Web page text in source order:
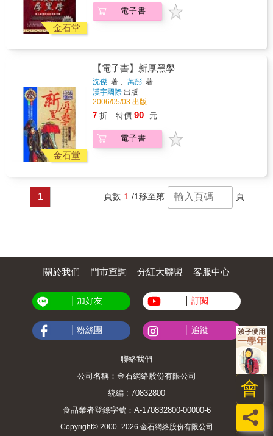
金石堂
電子書
金石堂
【電子書】新厚黑學
沈傑 著 、萬彤 著
漢宇國際 出版
2006/05/03 出版
7 折 特價 90 元
電子書
1 頁數 1 /1移至第 頁
員
會
關於我們 門市查詢 分紅大聯盟 客服中心
加好友 訂閱
粉絲團 追蹤
聯絡我們
公司名稱：金石網絡股份有限公司
統編 : 70832800
食品業者登錄字號：A-170832800-00000-6
Copyright© 2000–2026 金石網絡股份有限公司